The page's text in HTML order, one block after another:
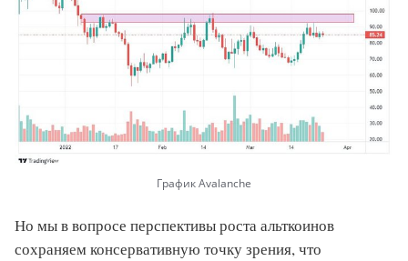
График Avalanche
Но мы в вопросе перспективы роста альткоинов
сохраняем консервативную точку зрения, что